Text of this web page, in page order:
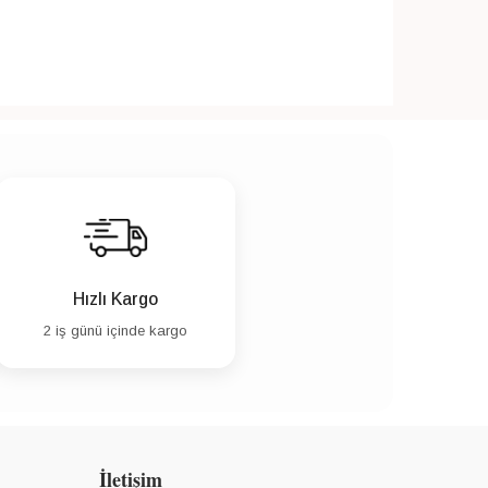
Hızlı Kargo
2 iş günü içinde kargo
İletişim